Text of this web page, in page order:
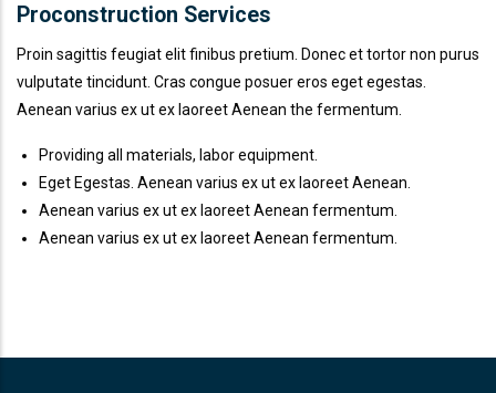
Proconstruction Services
Proin sagittis feugiat elit finibus pretium. Donec et tortor non purus
vulputate tincidunt. Cras congue posuer eros eget egestas.
Aenean varius ex ut ex laoreet Aenean the fermentum.
Providing all materials, labor equipment.
Eget Egestas. Aenean varius ex ut ex laoreet Aenean.
Aenean varius ex ut ex laoreet Aenean fermentum.
Aenean varius ex ut ex laoreet Aenean fermentum.